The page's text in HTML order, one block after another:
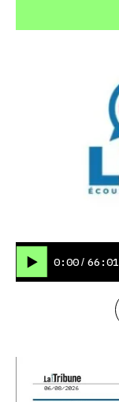
0:00 / 66:01